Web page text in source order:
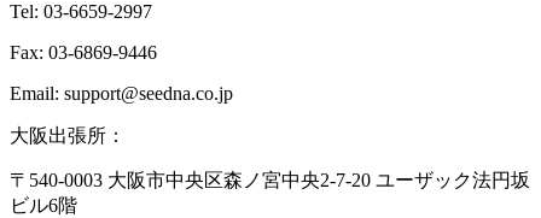
Tel: 03-6659-2997
Fax: 03-6869-9446
Email: support@seedna.co.jp
大阪出張所：
〒540-0003 大阪市中央区森ノ宮中央2-7-20 ユーザック法円坂
ビル6階